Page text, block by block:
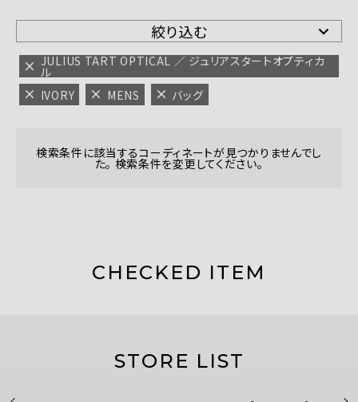
絞り込む
JULIUS TART OPTICAL ／ ジュリアスタートオプティカ
ル
IVORY
MENS バッグ
検索条件に該当するコーディネートが見つかりませんでし
た。 検索条件を変更してください。
CHECKED ITEM
STORE LIST